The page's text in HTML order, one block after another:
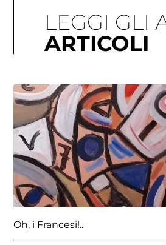
LEGGI GLI
ARTICOLI
Oh, i Francesi!..
PaginaPagina
Pagina